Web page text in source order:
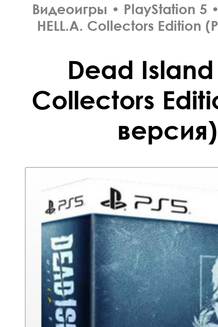
Видеоигры • PlayStation 5
HELL.A. Collectors Edition
Dead Island
Collectors